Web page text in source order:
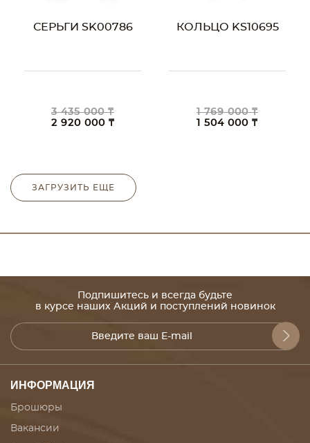
СЕРЬГИ SK00786
3 435 000 ₸
2 920 000 ₸
КОЛЬЦО KS10695
1 769 000 ₸
1 504 000 ₸
ЗАГРУЗИТЬ ЕЩЕ
Подпишитесь и всегда будьте
в курсе наших Акций и поступлений новинок
ИНФОРМАЦИЯ
Брошюры
Вакансии